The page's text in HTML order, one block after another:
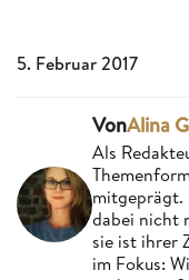
5. Februar 2017
VonAlina
Als
mitgeprägt.
dabei nicht
sie ist ihrer
im Fokus: